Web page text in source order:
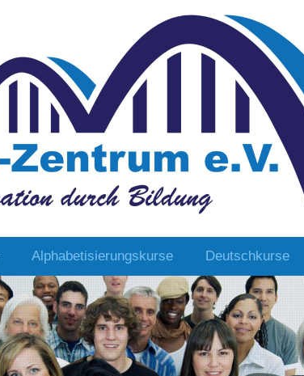
Alphabetisierungskurse Deutschkurse